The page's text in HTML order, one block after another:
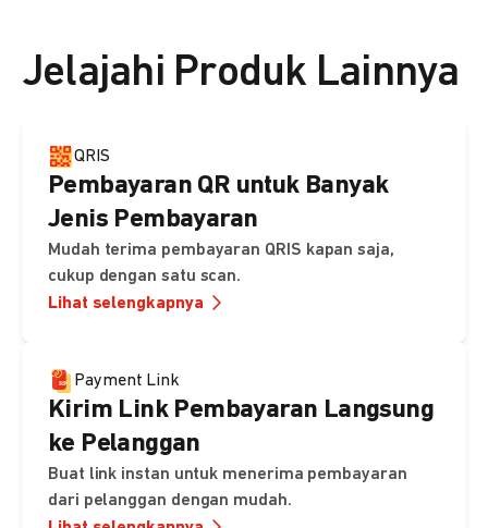
Jelajahi Produk Lainnya
QRIS
Pembayaran QR untuk Banyak
Jenis Pembayaran
Mudah terima pembayaran QRIS kapan saja,
cukup dengan satu scan.
Lihat selengkapnya
Payment Link
Kirim Link Pembayaran Langsung
ke Pelanggan
Buat link instan untuk menerima pembayaran
dari pelanggan dengan mudah.